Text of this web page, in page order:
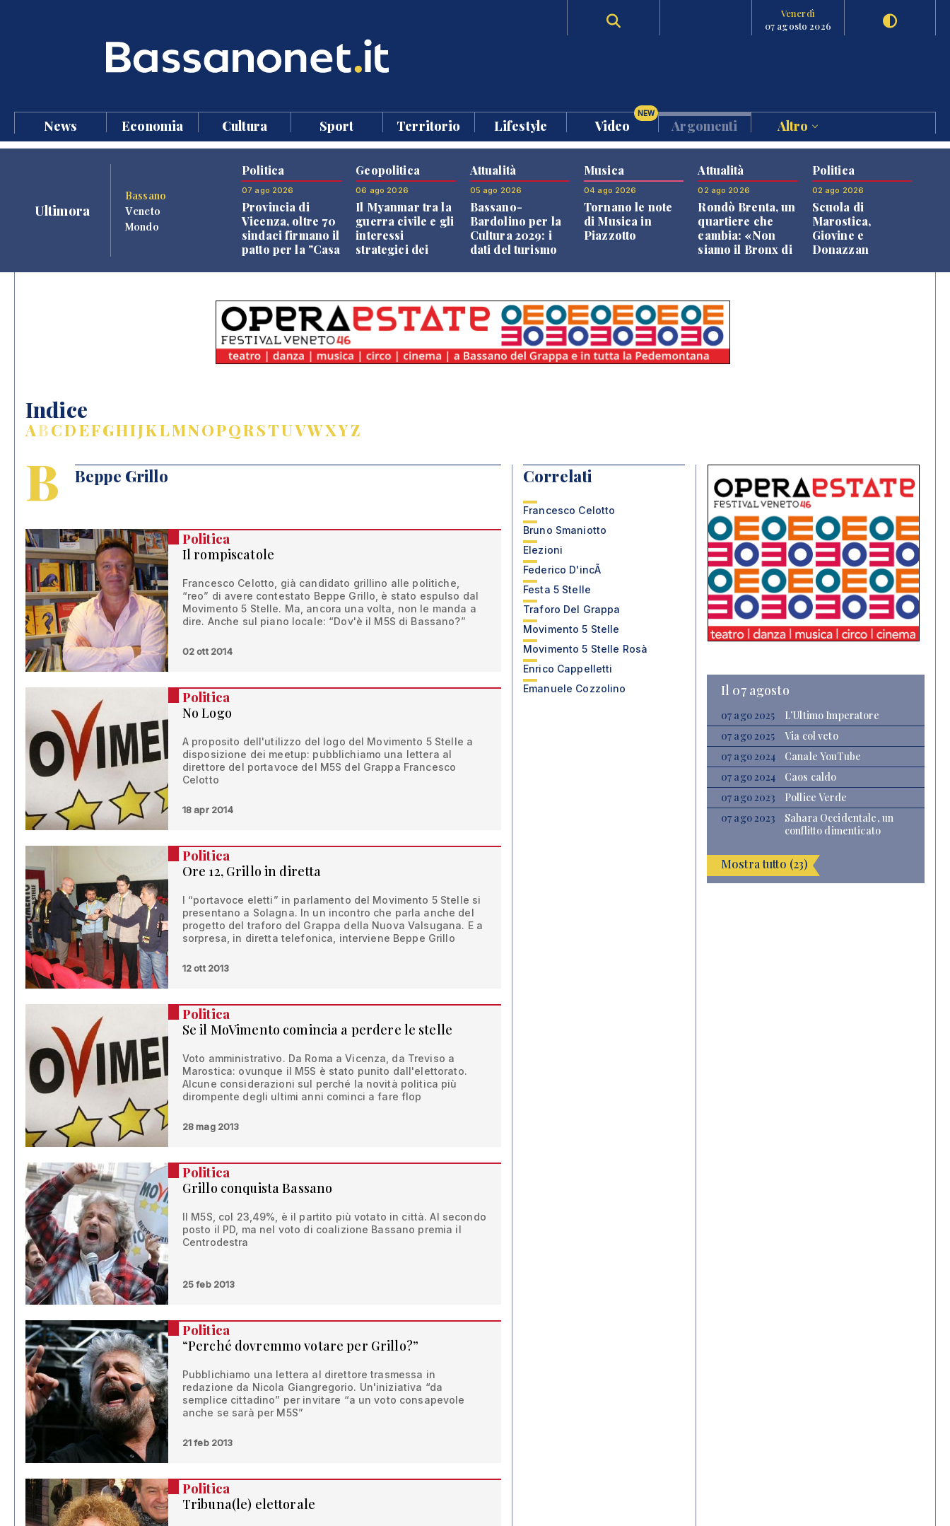
Venerdì
07 agosto 2026
News Economia Cultura Sport Territorio Lifestyle Video
NEW
Argomenti Altro
Ultimora
Bassano
Veneto
Mondo
Politica
07 ago 2026
Provincia di
Vicenza, oltre 70
sindaci firmano il
patto per la "Casa
Geopolitica
06 ago 2026
Il Myanmar tra la
guerra civile e gli
interessi
strategici dei
Attualità
05 ago 2026
Bassano-
Bardolino per la
Cultura 2029: i
dati del turismo
Musica
04 ago 2026
Tornano le note
di Musica in
Piazzotto
Attualità
02 ago 2026
Rondò Brenta, un
quartiere che
cambia: «Non
siamo il Bronx di
Politica
02 ago 2026
Scuola di
Marostica,
Giovine e
Donazzan
Indice
ABCDEFGHIJKLMNOPQRSTUVWXYZ
B Beppe Grillo
Politica
Il rompiscatole
Francesco Celotto, già candidato grillino alle politiche,
“reo” di avere contestato Beppe Grillo, è stato espulso dal
Movimento 5 Stelle. Ma, ancora una volta, non le manda a
dire. Anche sul piano locale: “Dov'è il M5S di Bassano?”
02 ott 2014
Politica
No Logo
A proposito dell'utilizzo del logo del Movimento 5 Stelle a
disposizione dei meetup: pubblichiamo una lettera al
direttore del portavoce del M5S del Grappa Francesco
Celotto
18 apr 2014
Politica
Ore 12, Grillo in diretta
I “portavoce eletti” in parlamento del Movimento 5 Stelle si
presentano a Solagna. In un incontro che parla anche del
progetto del traforo del Grappa della Nuova Valsugana. E a
sorpresa, in diretta telefonica, interviene Beppe Grillo
12 ott 2013
Politica
Se il MoVimento comincia a perdere le stelle
Voto amministrativo. Da Roma a Vicenza, da Treviso a
Marostica: ovunque il M5S è stato punito dall'elettorato.
Alcune considerazioni sul perché la novità politica più
dirompente degli ultimi anni cominci a fare flop
28 mag 2013
Politica
Grillo conquista Bassano
Il M5S, col 23,49%, è il partito più votato in città. Al secondo
posto il PD, ma nel voto di coalizione Bassano premia il
Centrodestra
25 feb 2013
Politica
“Perché dovremmo votare per Grillo?”
Pubblichiamo una lettera al direttore trasmessa in
redazione da Nicola Giangregorio. Un'iniziativa “da
semplice cittadino” per invitare “a un voto consapevole
anche se sarà per M5S”
21 feb 2013
Politica
Tribuna(le) elettorale
Correlati
Francesco Celotto
Bruno Smaniotto
Elezioni
Federico D'incÃ
Festa 5 Stelle
Traforo Del Grappa
Movimento 5 Stelle
Movimento 5 Stelle Rosà
Enrico Cappelletti
Emanuele Cozzolino
Il 07 agosto
07 ago 2025
L’Ultimo Imperatore
07 ago 2025
Via col veto
07 ago 2024
Canale YouTube
07 ago 2024
Caos caldo
07 ago 2023
Pollice Verde
07 ago 2023
Sahara Occidentale, un
conflitto dimenticato
Mostra tutto (23)